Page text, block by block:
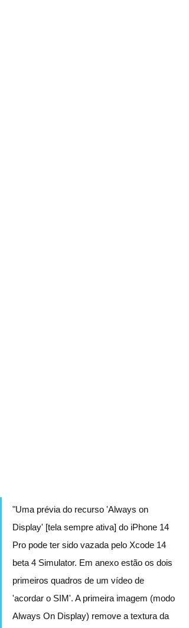
"Uma prévia do recurso 'Always on
Display' [tela sempre ativa] do iPhone 14
Pro pode ter sido vazada pelo Xcode 14
beta 4 Simulator. Em anexo estão os dois
primeiros quadros de um vídeo de
'acordar o SIM'. A primeira imagem (modo
Always On Display) remove a textura da